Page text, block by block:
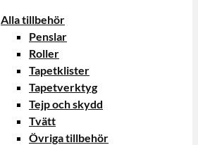
Alla tillbehör
Penslar
Roller
Tapetklister
Tapetverktyg
Tejp och skydd
Tvätt
Övriga tillbehör